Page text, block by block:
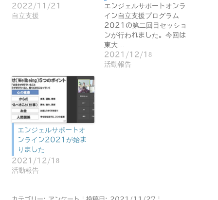
2022/11/21
自立支援
エンジェルサポートオンラ
イン自立支援プログラム
2021の第二回目セッショ
ンが行われました。今回は
東大…
2021/12/18
活動報告
エンジェルサポートオ
ンライン2021が始ま
りました
2021/12/18
活動報告